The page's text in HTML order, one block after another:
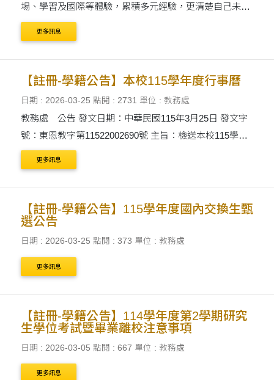
場、學習及國際等體驗，累積多元經驗，更清楚自己未來
目標。本部自 106 年起推出「青年教育與就業儲蓄帳戶方
案」(以下簡稱....
更多訊息
【註冊-學籍公告】本校115學年度行事曆
日期 : 2026-03-25 點閱 : 2731 單位 : 教務處
教務處 公告 發文日期：中華民國115年3月25日 發文字
號：東恩教字第11522002690號 主旨：檢送本校115學年
度行事曆如附件，敬請惠予協助公告周知為荷。 說明：
一、依據本校115學....
更多訊息
【註冊-學籍公告】115學年度國內交換生甄
選公告
日期 : 2026-03-25 點閱 : 373 單位 : 教務處
更多訊息
【註冊-學籍公告】114學年度第2學期研究
生學位考試暨畢業離校注意事項
日期 : 2026-03-05 點閱 : 667 單位 : 教務處
更多訊息